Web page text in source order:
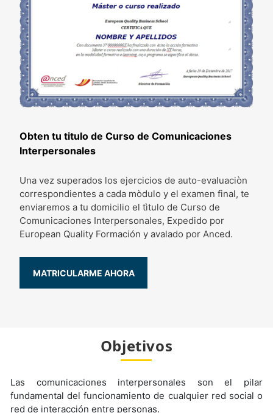
Obten tu titulo de Curso de Comunicaciones
Interpersonales
Una vez superados los ejercicios de auto-evaluaciòn
correspondientes a cada mòdulo y el examen final, te
enviaremos a tu domicilio el tìtulo de Curso de
Comunicaciones Interpersonales, Expedido por
European Quality Formación y avalado por Anced.
Objetivos
Las comunicaciones interpersonales son el pilar
fundamental del funcionamiento de cualquier red social o
red de interacción entre personas.